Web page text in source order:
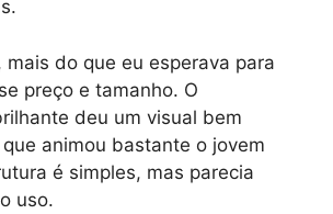
mais do que eu esperava para
preço e tamanho. O
deu um visual bem
animou bastante o jovem
é simples, mas parecia
uso.